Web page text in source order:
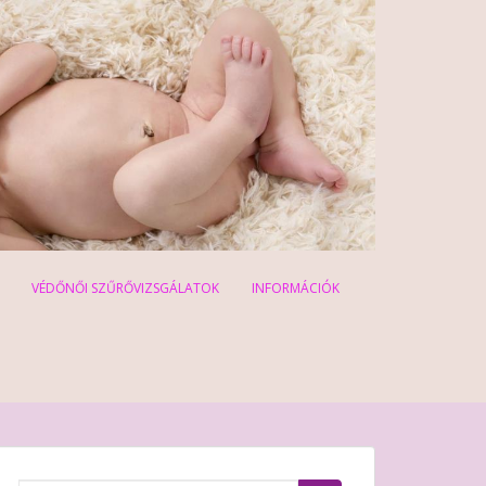
VÉDŐNŐI SZŰRŐVIZSGÁLATOK INFORMÁCIÓK